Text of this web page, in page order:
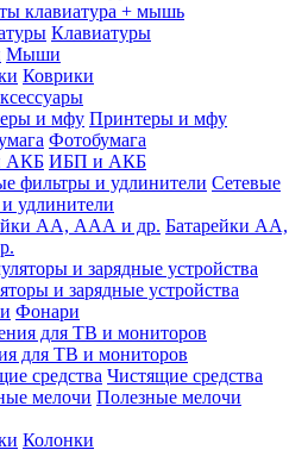
клавиатура + мышь
Клавиатуры
Мыши
Коврики
Принтеры и мфу
Фотобумага
ИБП и АКБ
Сетевые
удлинители
Батарейки АА,
и зарядные устройства
Фонари
для ТВ и мониторов
Чистящие средства
Полезные мелочи
Колонки